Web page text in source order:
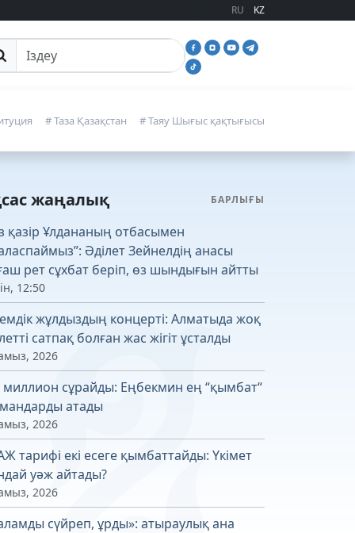
RU KZ
іздеу
# Таза Қазақстан # Таяу Шығыс қақтығысы
жаңалық БАРЛЫҒЫ
қазір Ұлдананың отбасымен
Әділет Зейнелдің анасы
рет сұхбат беріп, өз шындығын айтты
12:50
жұлдыздың концерті: Алматыда жоқ
сатпақ болған жас жігіт ұсталды
2026
миллион сұрайды: Еңбекмин ең “қымбат“
атады
2026
тарифі екі есеге қымбаттайды: Үкімет
уәж айтады?
2026
сүйреп, ұрды»: атыраулық ана